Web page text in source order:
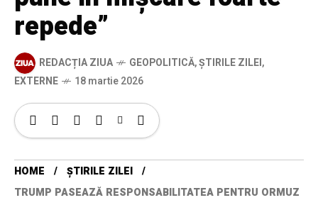
repede”
REDACȚIA ZIUA GEOPOLITICĂ,ȘTIRILE ZILEI,
EXTERNE
18 martie 2026
HOME
ȘTIRILE ZILEI
TRUMP PASEAZĂ RESPONSABILITATEA PENTRU ORMUZ